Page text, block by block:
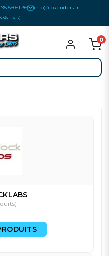
info@jokeriders.fr
avis)
0